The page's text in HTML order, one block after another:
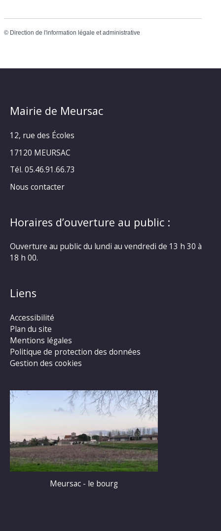
© Direction de l'information légale et administrative
Mairie de Meursac
12, rue des Écoles
17120 MEURSAC
Tél. 05.46.91.66.73
Nous contacter
Horaires d’ouverture au public :
Ouverture au public du lundi au vendredi de 13 h 30 à
18 h 00.
Liens
Accessibilité
Plan du site
Mentions légales
Politique de protection des données
Gestion des cookies
Meursac - le bourg